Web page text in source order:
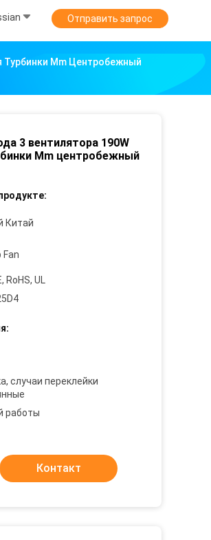
Отправить запрос
Mm Центробежный
3 вентилятора 190W
Mm центробежный
Китай
Fan
RoHS, UL
случаи переклейки
работы
Контакт